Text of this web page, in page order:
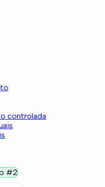
controlada
#2